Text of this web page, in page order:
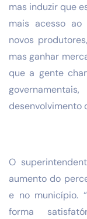
mas induzir que
mais acesso
novos
mas ganhar
que a gente
desenvolvimento
O
aumento do
e no município.
forma